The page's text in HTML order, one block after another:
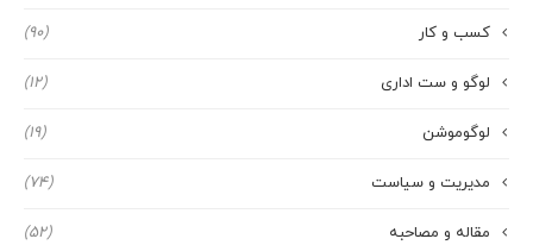
کسب و کار (90)
لوگو و ست اداری (12)
لوگوموشن (19)
مدیریت و سیاست (74)
مقاله و مصاحبه (52)